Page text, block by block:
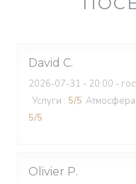
David C
2026-07-31 - 20:00 -
Услуги : 5/5 Атмосфера
5/5
Olivier P